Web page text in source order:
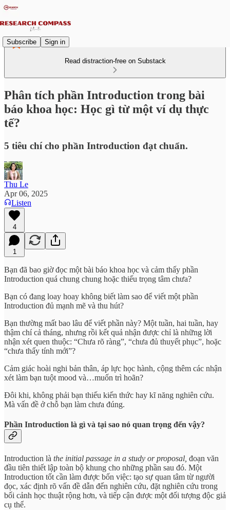
Subscribe Sign in
Read distraction-free on Substack
Phân tích phần Introduction trong bài
báo khoa học: Học gì từ một ví dụ thực
tế?
5 tiêu chí cho phần Introduction đạt chuẩn.
Thu Le
Apr 06, 2025
Listen
4
1
Bạn đã bao giờ đọc một bài báo khoa học và cảm thấy phần
Introduction quá chung chung hoặc thiếu trọng tâm chưa?
Bạn có đang loay hoay không biết làm sao để viết một phần
Introduction đủ mạnh mẽ và thu hút?
Bạn thường mất bao lâu để viết phần này? Một tuần, hai tuần, hay
thậm chí cả tháng, nhưng rồi kết quả nhận được chỉ là những lời
nhận xét quen thuộc: “Chưa rõ ràng”, “chưa đủ thuyết phục”, hoặc
“chưa thấy tính mới”?
Cảm giác hoài nghi bản thân, áp lực học hành, cộng thêm các nhận
xét làm bạn tuột mood và…muốn trì hoãn?
Đôi khi, không phải bạn thiếu kiến thức hay kĩ năng nghiên cứu.
Mà vấn đề ở chỗ bạn làm chưa đúng.
Phần Introduction là gì và tại sao nó quan trọng đến vậy?
Introduction là the initial passage in a study or proposal, đoạn văn
đầu tiên thiết lập toàn bộ khung cho những phần sau đó. Một
Introduction tốt cần làm được bốn việc: tạo sự quan tâm từ người
đọc, xác định rõ vấn đề dẫn đến nghiên cứu, đặt nghiên cứu trong
bối cảnh học thuật rộng hơn, và tiếp cận được một đối tượng độc giả
cụ thể.